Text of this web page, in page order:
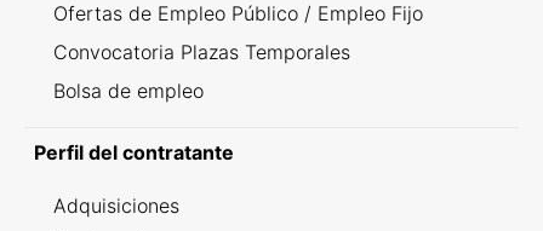
Ofertas de Empleo Público / Empleo Fijo
Convocatoria Plazas Temporales
Bolsa de empleo
Perfil del contratante
Adquisiciones